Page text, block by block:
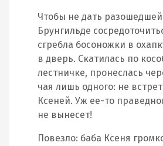
Чтобы не дать
Брунгильде
сгребла босоножки в
в дверь. Скатилась по
лестничке, пронеслась
чая лишь одного: не
Ксеней. Уж ее-то
не вынесет!
Повезло: баба Ксеня